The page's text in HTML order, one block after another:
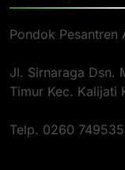
Pondok Pesantren
Jl. Sirnaraga Dsn.
Timur Kec. Kalijati
Telp. 0260